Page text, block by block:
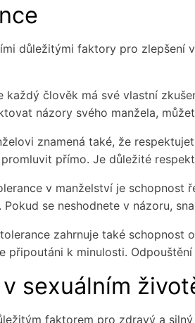
důležitými faktory pro zlepšení
každý člověk má své vlastní
názory svého manžela,
znamená také, že
přímo. Je důležité
v manželství je
se neshodnete v názoru,
zahrnuje také
připoutáni k minulosti.
sexuálním
faktorem pro zdravý a